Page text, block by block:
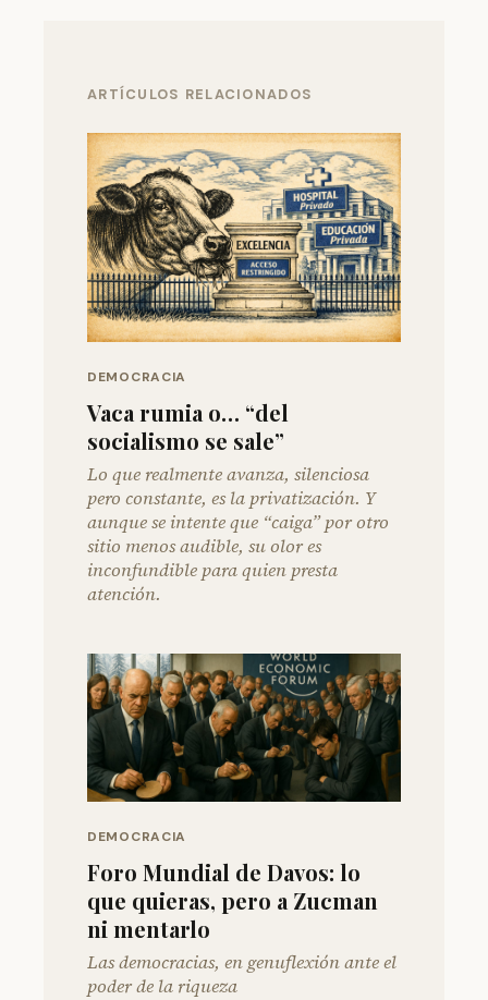
ARTÍCULOS RELACIONADOS
DEMOCRACIA
Vaca rumia o… “del
socialismo se sale”
Lo que realmente avanza, silenciosa
pero constante, es la privatización. Y
aunque se intente que “caiga” por otro
sitio menos audible, su olor es
inconfundible para quien presta
atención.
DEMOCRACIA
Foro Mundial de Davos: lo
que quieras, pero a Zucman
ni mentarlo
Las democracias, en genuflexión ante el
poder de la riqueza